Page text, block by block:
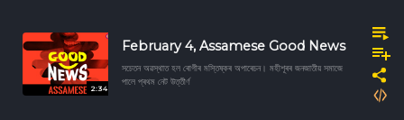
2:34
February 4, Assamese Good News
সচেতন অৱস্থাত হল ৰোগীৰ মস্তিষ্কৰ অপাৰেচন। মহীশূৰৰ জনজাতীয় সমাজে
পালে প্ৰথম নেট উত্তীৰ্ণ